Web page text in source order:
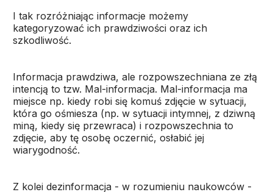
I tak rozróżniając informacje możemy
kategoryzować ich prawdziwości oraz ich
szkodliwość.
Informacja prawdziwa, ale rozpowszechniana ze złą
intencją to tzw. Mal-informacja. Mal-informacja ma
miejsce np. kiedy robi się komuś zdjęcie w sytuacji,
która go ośmiesza (np. w sytuacji intymnej, z dziwną
miną, kiedy się przewraca) i rozpowszechnia to
zdjęcie, aby tę osobę oczernić, osłabić jej
wiarygodność.
Z kolei dezinformacja - w rozumieniu naukowców -